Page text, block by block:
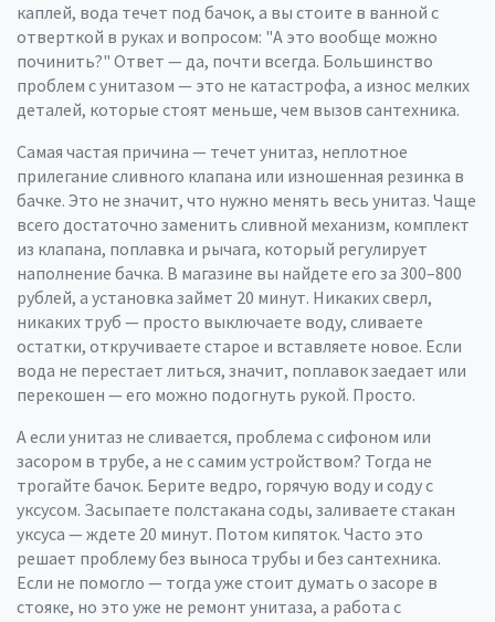
каплей, вода течет под бачок, а вы стоите в ванной с
отверткой в руках и вопросом: "А это вообще можно
починить?" Ответ — да, почти всегда. Большинство
проблем с унитазом — это не катастрофа, а износ мелких
деталей, которые стоят меньше, чем вызов сантехника.
Самая частая причина — течет унитаз, неплотное
прилегание сливного клапана или изношенная резинка в
бачке. Это не значит, что нужно менять весь унитаз. Чаще
всего достаточно заменить сливной механизм, комплект
из клапана, поплавка и рычага, который регулирует
наполнение бачка. В магазине вы найдете его за 300–800
рублей, а установка займет 20 минут. Никаких сверл,
никаких труб — просто выключаете воду, сливаете
остатки, откручиваете старое и вставляете новое. Если
вода не перестает литься, значит, поплавок заедает или
перекошен — его можно подогнуть рукой. Просто.
А если унитаз не сливается, проблема с сифоном или
засором в трубе, а не с самим устройством? Тогда не
трогайте бачок. Берите ведро, горячую воду и соду с
уксусом. Засыпаете полстакана соды, заливаете стакан
уксуса — ждете 20 минут. Потом кипяток. Часто это
решает проблему без выноса трубы и без сантехника.
Если не помогло — тогда уже стоит думать о засоре в
стояке, но это уже не ремонт унитаза, а работа с